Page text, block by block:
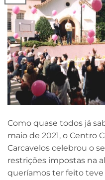
Como quase todos já
maio de 2021, o Centro
Carcavelos celebrou o
restrições impostas na
queríamos ter feito teve